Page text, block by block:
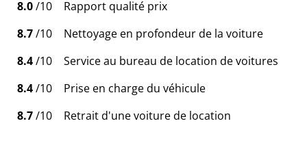
8.0/10
Rapport qualité prix
8.7/10
Nettoyage en profondeur de la voiture
8.4/10
Service au bureau de location de voitures
8.4/10
Prise en charge du véhicule
8.7/10 Retrait d'une voiture de location